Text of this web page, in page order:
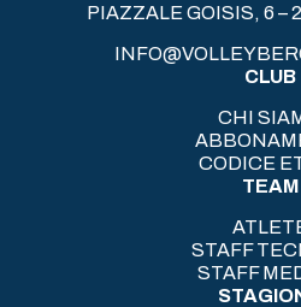
PIAZZALE GOISIS, 6 –
CLUB
CHI
CODICE
TEAM
STAFF
STAFF